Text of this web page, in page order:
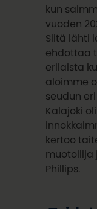
kun
vuoden
Siitä lähti
ehdottaa
erilaista
aloimme
seudun
Kalajoki
kertoo
muotoilija
Phillips.